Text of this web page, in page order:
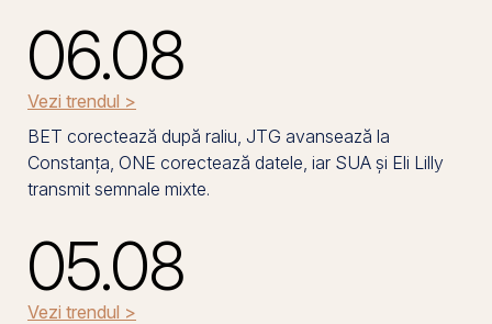
06.08
Vezi trendul >
BET corectează după raliu, JTG avansează la
Constanța, ONE corectează datele, iar SUA și Eli Lilly
transmit semnale mixte.
05.08
Vezi trendul >